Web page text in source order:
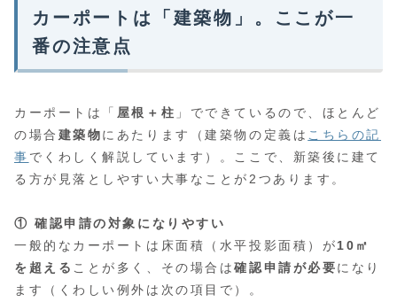
カーポートは「建築物」。ここが一
番の注意点
カーポートは「 屋根＋柱 」でできているので、ほとんど
の場合 建築物にあたります（建築物の定義は こちらの記
事 でくわしく解説しています）。ここで、新築後に建て
る方が見落としやすい大事なことが2つあります。
① 確認申請の対象になりやすい
一般的なカーポートは床面積（水平投影面積）が10㎡
を超える ことが多く、その場合は確認申請が必要になり
ます（くわしい例外は次の項目で）。